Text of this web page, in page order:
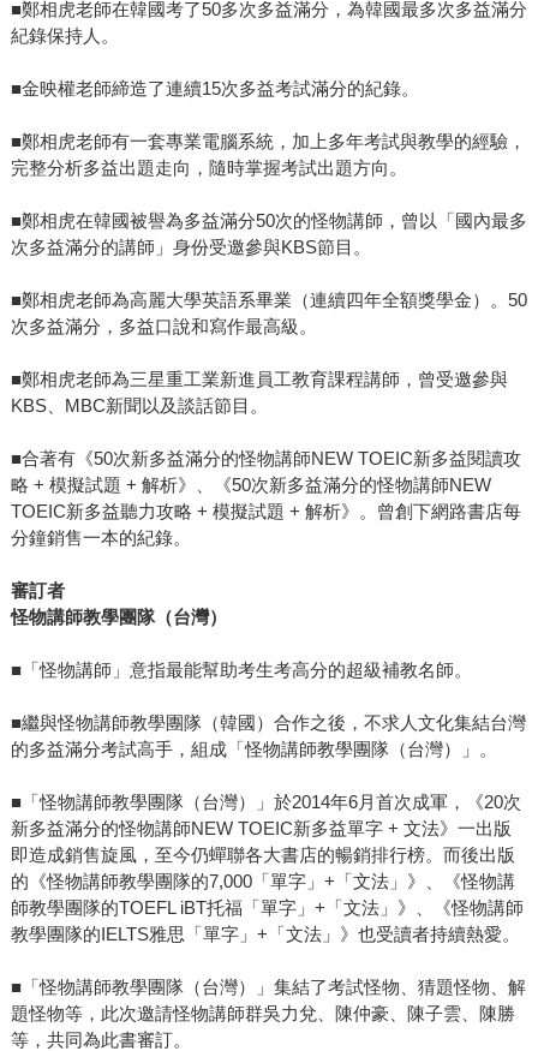
■鄭相虎老師在韓國考了50多次多益滿分，為韓國最多次多益滿分
紀錄保持人。
■金映權老師締造了連續15次多益考試滿分的紀錄。
■鄭相虎老師有一套專業電腦系統，加上多年考試與教學的經驗，
完整分析多益出題走向，隨時掌握考試出題方向。
■鄭相虎在韓國被譽為多益滿分50次的怪物講師，曾以「國內最多
次多益滿分的講師」身份受邀參與KBS節目。
■鄭相虎老師為高麗大學英語系畢業（連續四年全額獎學金）。50
次多益滿分，多益口說和寫作最高級。
■鄭相虎老師為三星重工業新進員工教育課程講師，曾受邀參與
KBS、MBC新聞以及談話節目。
■合著有《50次新多益滿分的怪物講師NEW TOEIC新多益閱讀攻
略 + 模擬試題 + 解析》、《50次新多益滿分的怪物講師NEW
TOEIC新多益聽力攻略 + 模擬試題 + 解析》。曾創下網路書店每
分鐘銷售一本的紀錄。
審訂者
怪物講師教學團隊（台灣）
■「怪物講師」意指最能幫助考生考高分的超級補教名師。
■繼與怪物講師教學團隊（韓國）合作之後，不求人文化集結台灣
的多益滿分考試高手，組成「怪物講師教學團隊（台灣）」。
■「怪物講師教學團隊（台灣）」於2014年6月首次成軍，《20次
新多益滿分的怪物講師NEW TOEIC新多益單字 + 文法》一出版
即造成銷售旋風，至今仍蟬聯各大書店的暢銷排行榜。而後出版
的《怪物講師教學團隊的7,000「單字」+「文法」》、《怪物講
師教學團隊的TOEFL iBT托福「單字」+「文法」》、《怪物講師
教學團隊的IELTS雅思「單字」+「文法」》也受讀者持續熱愛。
■「怪物講師教學團隊（台灣）」集結了考試怪物、猜題怪物、解
題怪物等，此次邀請怪物講師群吳力兌、陳仲豪、陳子雲、陳勝
等，共同為此書審訂。